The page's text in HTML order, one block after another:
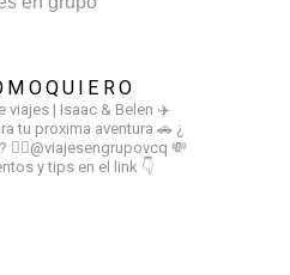
viajes | Isaac & Belen ✈️
tu proxima aventura 🚗 ¿
👉🏻@viajesengrupovcq 💸
y tips en el link 👇